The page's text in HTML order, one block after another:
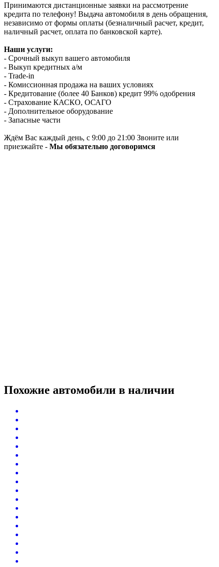
Принимаются дистанционные заявки на рассмотрение
кредита по телефону! Выдача автомобиля в день обращения,
независимо от формы оплаты (безналичный расчет, кредит,
наличный расчет, оплата по банковской карте).
Наши услуги:
- Срочный выкуп вашего автомобиля
- Выкуп кредитных а/м
- Trade-in
- Комиссионная продажа на ваших условиях
- Кредитование (более 40 Банков) кредит 99% одобрения
- Страхование КАСКО, ОСАГО
- Дополнительное оборудование
- Запасные части
Ждём Вас каждый день, с 9:00 до 21:00 Звоните или
приезжайте - Мы обязательно договоримся
Похожие автомобили в наличии